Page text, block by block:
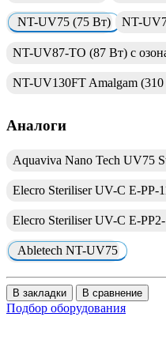
NT-UV75 (75 Вт) NT-
NT-UV87-TO (87 Вт) с
NT-UV130FT Amalgam
Аналоги
Aquaviva Nano Tech UV75
Elecro Steriliser UV-C E-PP-
Elecro Steriliser UV-C E-
Abletech NT-UV75
В закладки В сравнение
Подбор оборудования